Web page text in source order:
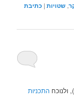
,שטויות | כתיבת
ולנוכחהתכניות